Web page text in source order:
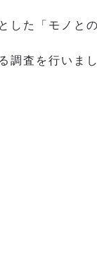
した「モノと
調査を行いまし